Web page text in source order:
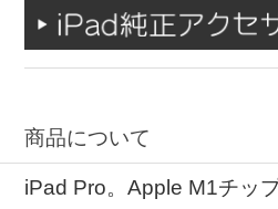
商品について
iPad Pro。Apple M1チッ